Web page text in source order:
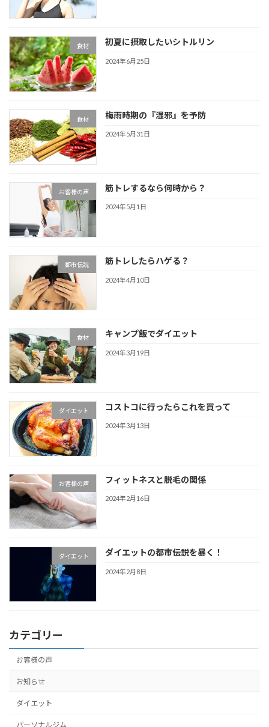
食材 初夏に摂取したいシトルリン
2024年6月25日
食材 梅雨時期の『湿邪』を予防
2024年5月31日
お客様の声 筋トレするなら何時から？
2024年5月1日
都市伝説 筋トレしたらハゲる？
2024年4月10日
食材 キャンプ飯でダイエット
2024年3月19日
ダイエット コストコに行ったらこれを買って
2024年3月13日
お客様の声 フィットネスと脱毛の関係
2024年2月16日
ダイエット ダイエットの都市伝説を暴く！
2024年2月8日
カテゴリー
お客様の声
お知らせ
ダイエット
パーソナルジム